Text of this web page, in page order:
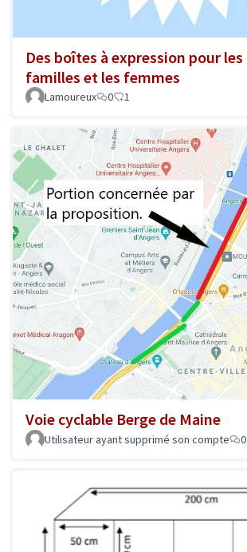
Des boîtes à expression pour les
familles et les femmes
Lamoureux 0 1
Voie cyclable Berge de Maine
Utilisateur ayant supprimé son compte
0